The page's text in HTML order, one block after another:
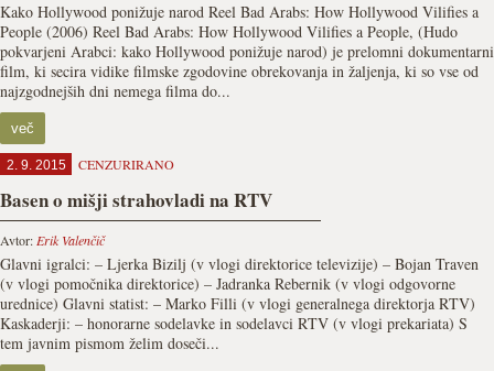
Kako Hollywood ponižuje narod Reel Bad Arabs: How Hollywood Vilifies a
People (2006) Reel Bad Arabs: How Hollywood Vilifies a People, (Hudo
pokvarjeni Arabci: kako Hollywood ponižuje narod) je prelomni dokumentarni
film, ki secira vidike filmske zgodovine obrekovanja in žaljenja, ki so vse od
najzgodnejših dni nemega filma do...
več
2. 9. 2015 CENZURIRANO
Basen o mišji strahovladi na RTV
Avtor: Erik Valenčič
Glavni igralci: – Ljerka Bizilj (v vlogi direktorice televizije) – Bojan Traven
(v vlogi pomočnika direktorice) – Jadranka Rebernik (v vlogi odgovorne
urednice) Glavni statist: – Marko Filli (v vlogi generalnega direktorja RTV)
Kaskaderji: – honorarne sodelavke in sodelavci RTV (v vlogi prekariata) S
tem javnim pismom želim doseči...